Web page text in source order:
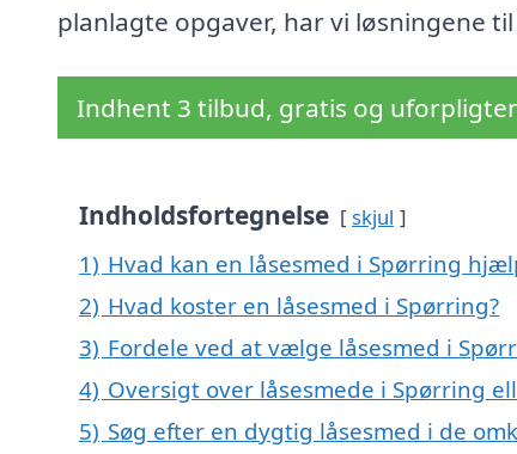
planlagte opgaver, har vi løsningene
Indhent 3 tilbud, gratis og
Indholdsfortegnelse skjul
1) Hvad kan en låsesmed i Spørring
2) Hvad koster en låsesmed i Spørring?
3) Fordele ved at vælge låsesmed i
4) Oversigt over låsesmede i Spørring
5) Søg efter en dygtig låsesmed i de